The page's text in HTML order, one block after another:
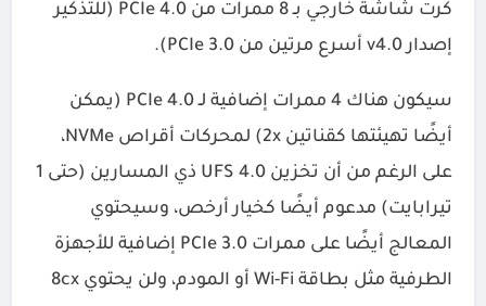
كرت شاشة خارجي بـ 8 ممرات من PCIe 4.0 (للتذكير
إصدار v4.0 أسرع مرتين من PCIe 3.0).
سيكون هناك 4 ممرات إضافية لـ PCIe 4.0 (يمكن
أيضًا تهيئتها كقناتين 2x) لمحركات أقراص NVMe،
على الرغم من أن تخزين UFS 4.0 ذي المسارين (حتى 1
تيرابايت) مدعوم أيضًا كخيار أرخص، وسيحتوي
المعالج أيضًا على ممرات PCIe 3.0 إضافية للأجهزة
الطرفية مثل بطاقة Wi-Fi أو المودم، ولن يحتوي 8cx